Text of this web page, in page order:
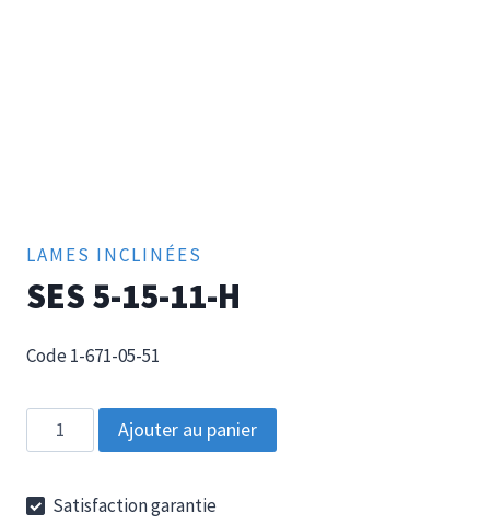
LAMES INCLINÉES
SES 5-15-11-H
Code 1-671-05-51
quantité
de
5-
Ajouter au panier
Satisfaction garantie